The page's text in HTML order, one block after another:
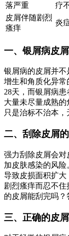
落严重
疗
皮屑伴随剧烈
瘙痒
炎
一、银屑病皮
银屑病的皮屑并不
增生和角质化异
28天，而银屑病
大量未尽量成熟
只是治标不治本，
二、刮除皮屑
强力刮除皮屑会
加皮肤感染的风险
导致皮损面积扩大
剧烈瘙痒而忍不
的皮屑能刮完吗？
三、正确的皮